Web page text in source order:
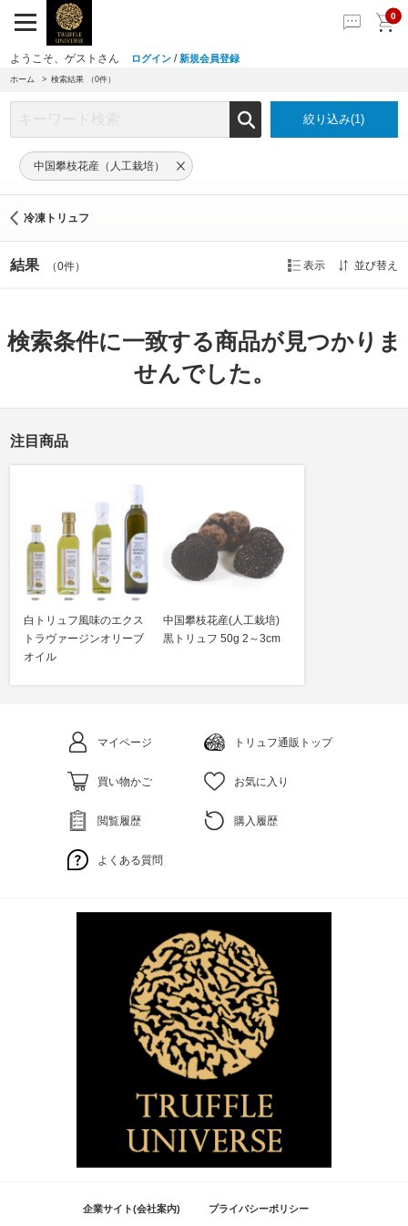
0
ようこそ、ゲストさん ログイン /新規会員登録
ホーム 検索結果 （0件）
絞り込み(1)
中国攀枝花産（人工栽培）
冷凍トリュフ
結果 （0件） 表示 並び替え
検索条件に一致する商品が見つかりま
せんでした。
注目商品
白トリュフ風味のエクス
トラヴァージンオリーブ
オイル
中国攀枝花産(人工栽培)
黒トリュフ 50g 2～3cm
マイページ トリュフ通販トップ
買い物かご お気に入り
閲覧履歴 購入履歴
よくある質問
企業サイト(会社案内) プライバシーポリシー